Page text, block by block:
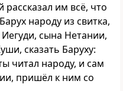
рассказал им всё, что
народу из свитка,
сына Нетании,
сказать Баруху:
читал народу, и сам
пришёл к ним со